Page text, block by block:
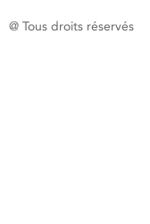
@ Tous droits réservés